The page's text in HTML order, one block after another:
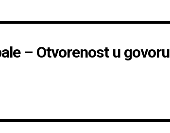
– Otvorenost u govoru